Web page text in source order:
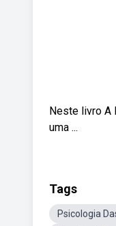
Neste livro A
uma ...
Tags
Psicologia